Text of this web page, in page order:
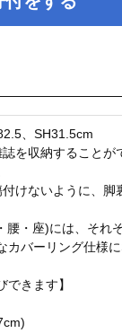
、SH31.5cm
を収納することが
けないように、脚
腰・座)には、それ
カバーリング仕様に
できます】